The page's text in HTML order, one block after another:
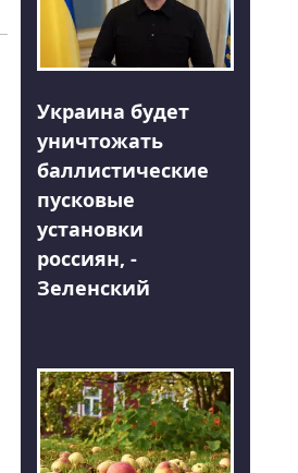
Украина будет
уничтожать
баллистические
пусковые
установки
россиян, -
Зеленский